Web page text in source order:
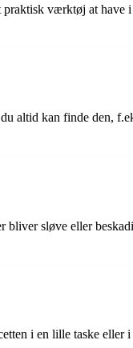
værktøj at have
altid kan finde den,
sløve eller
i en lille taske eller